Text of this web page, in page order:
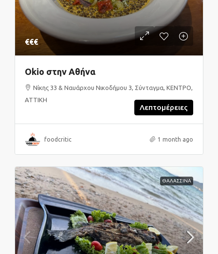
€€€
Okio στην Αθήνα
Νίκης 33 & Ναυάρχου Νικοδήμου 3, Σύνταγμα, ΚΕΝΤΡΟ,
ΑΤΤΙΚΗ
Λεπτομέρειες
foodcritic 1 month ago
ΘΑΛΑΣΣΙΝΑ